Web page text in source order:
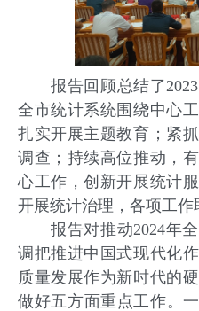
报告回顾总结了2023
全市统计系统围绕中心
扎实开展主题教育；紧
调查；持续高位推动，
心工作，创新开展统计
开展统计治理，各项工作
报告对推动2024年全
调把推进中国式现代化
质量发展作为新时代的
做好五方面重点工作。